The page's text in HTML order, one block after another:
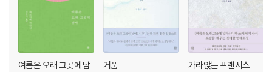
여름은 오래 그곳에 남
거품 가라앉는 프랜시스